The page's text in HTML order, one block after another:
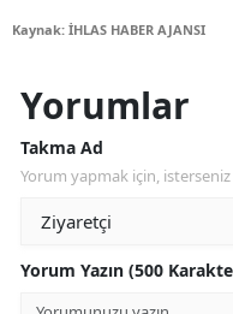
Kaynak: İHLAS HABER AJANSI
Yorumlar
Takma Ad
Yorum yapmak için, isterseniz
Yorum Yazın (500